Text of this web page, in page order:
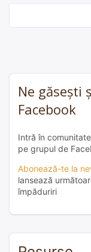
Ne găsești
Facebook
Intră în
pe grupul de
Abonează-te la
lansează
împăduriri